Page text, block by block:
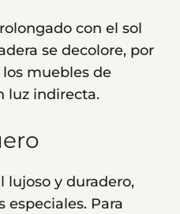
con el sol
se decolore, por
muebles de
luz indirecta.
lujoso y duradero,
especiales. Para